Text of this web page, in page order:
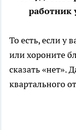
работник
То есть, если у
или хороните
сказать «нет».
квартального